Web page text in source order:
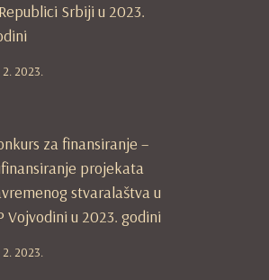
Srbiji u 2023.
2. 2023.
za finansiranje –
projekata
stvaralaštva u
Vojvodini u 2023. godini
2. 2023.